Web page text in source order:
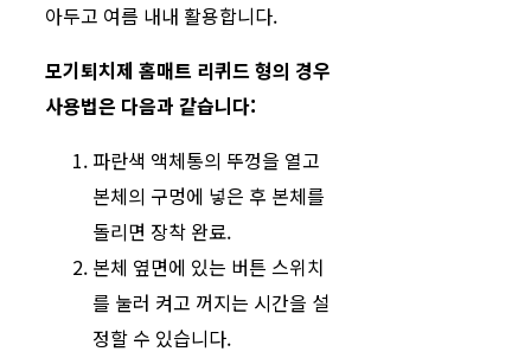
아두고 여름 내내 활용합니다.
모기퇴치제 홈매트 리퀴드 형의 경우
사용법은 다음과 같습니다:
파란색 액체통의 뚜껑을 열고
본체의 구멍에 넣은 후 본체를
돌리면 장착 완료.
본체 옆면에 있는 버튼 스위치
를 눌러 켜고 꺼지는 시간을 설
정할 수 있습니다.